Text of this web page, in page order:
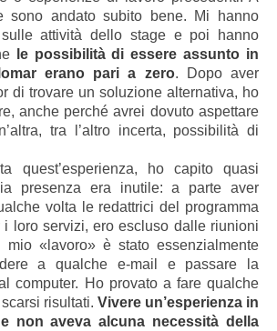
sono andato subito bene. Mi hanno
attività dello stage e poi hanno
le possibilità di essere assunto in
erano pari a zero. Dopo aver
di trovare un soluzione alternativa, ho
anche perché avrei dovuto aspettare
tra l’altro incerta, possibilità di
quest’esperienza, ho capito quasi
presenza era inutile: a parte aver
volta le redattrici del programma
i loro servizi, ero escluso dalle riunioni
«lavoro» è stato essenzialmente
a qualche e-mail e passare la
computer. Ho provato a fare qualche
risultati. Vivere un’esperienza in
non aveva alcuna necessità della